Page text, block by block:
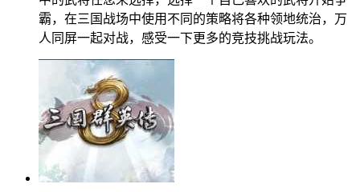
霸，在三国战场中使用不同的策略将各种领地统治，万
人同屏一起对战，感受一下更多的竞技挑战玩法。